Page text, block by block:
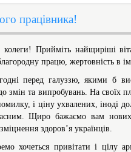
працівника!
Прийміть найщиріші
працю, жертовність в
перед галуззю, якими б
змін та випробувань. На своїх
і ціну ухвалених, іноді
Щиро бажаємо вам нових
здоров’я українців.
хочеться привітати і